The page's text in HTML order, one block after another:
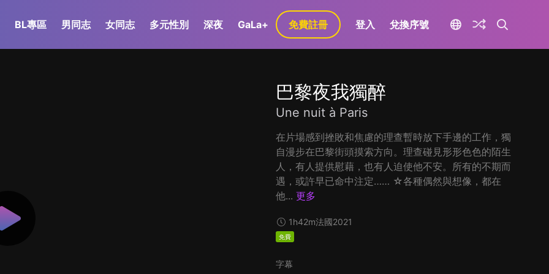
BL專區 男同志 女同志 多元性別 深夜 GaLa+ 免費註冊 登入 兌換序號
巴黎夜我獨醉
Une nuit à Paris
在片場感到挫敗和焦慮的理查暫時放下手邊的工作，獨
自漫步在巴黎街頭摸索方向。理查碰見形形色色的陌生
人，有人提供慰藉，也有人迫使他不安。所有的不期而
遇，或許早已命中注定…… ☆各種偶然與想像，都在
他... 更多
1h42m法國2021
免費
字幕